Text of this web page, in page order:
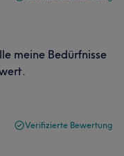
meine Bedürfnisse
Verifizierte Bewertung